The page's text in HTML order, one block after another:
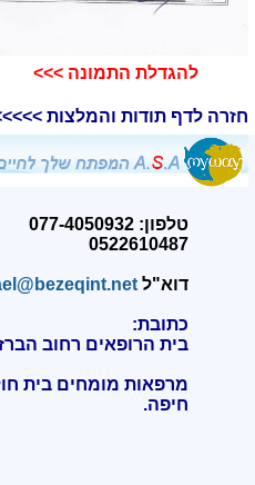
חזרה לדף תודות והמלצות
להגדלת התמונה >>>​
טלפון: 077-4050932
0522610487
דוא"ל
כתובת:
בית הרופאים רחוב הברזל 11 תל
חיפה.